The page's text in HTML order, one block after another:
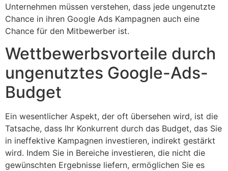
Unternehmen müssen verstehen, dass jede ungenutzte
Chance in ihren Google Ads Kampagnen auch eine
Chance für den Mitbewerber ist.
Wettbewerbsvorteile durch
ungenutztes Google-Ads-
Budget
Ein wesentlicher Aspekt, der oft übersehen wird, ist die
Tatsache, dass Ihr Konkurrent durch das Budget, das Sie
in ineffektive Kampagnen investieren, indirekt gestärkt
wird. Indem Sie in Bereiche investieren, die nicht die
gewünschten Ergebnisse liefern, ermöglichen Sie es